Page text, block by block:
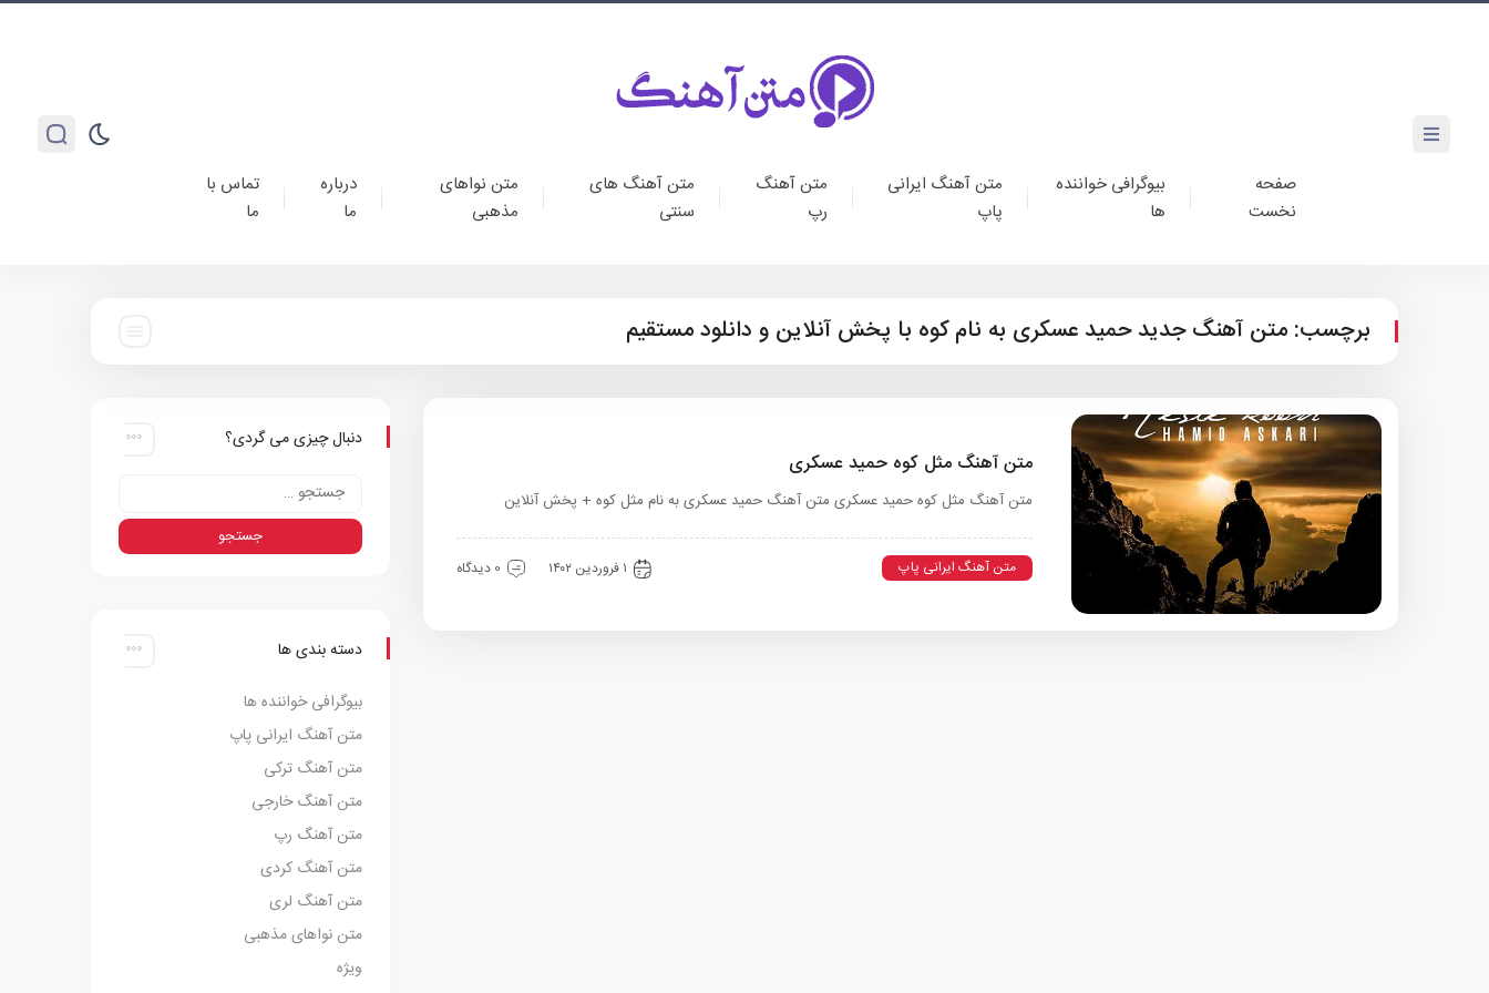
صفحه
نخست
بیوگرافی خواننده
ها
متن آهنگ ایرانی
پاپ
متن آهنگ
رپ
متن آهنگ های
سنتی
متن نواهای
مذهبی
درباره
ما
تماس با
ما
برچسب: متن آهنگ جدید حمید عسکری به نام کوه با پخش آنلاین و دانلود مستقیم
متن آهنگ مثل کوه حمید عسکری
متن آهنگ مثل کوه حمید عسکری متن آهنگ حمید عسکری به نام مثل کوه + پخش آنلاین
متن آهنگ ایرانی پاپ ۱ فروردین ۱۴۰۲ 0 دیدگاه
دنبال چیزی می گردی؟
دسته بندی ها
بیوگرافی خواننده ها
متن آهنگ ایرانی پاپ
متن آهنگ ترکی
متن آهنگ خارجی
متن آهنگ رپ
متن آهنگ کردی
متن آهنگ لری
متن نواهای مذهبی
ویژه